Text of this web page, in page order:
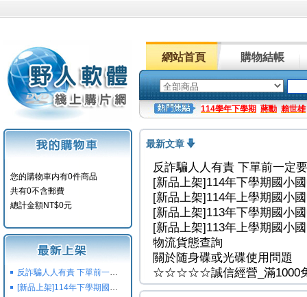
網站首頁 購物結帳
114學年下學期 蔣勳 賴世雄
您的購物車内有0件商品
共有0不含郵費
總計金額NT$0元
反詐騙人人有責 下單前一定要注意
[新品上架]114年下學期國小國中高中命題光碟,校用卷,習作
最新文章
反詐騙人人有責 下單前一定
[新品上架]114年下學期國小
[新品上架]114年上學期國小
[新品上架]113年下學期國小
[新品上架]113年上學期國小
物流貨態查詢
關於随身碟或光碟使用問題
☆☆☆☆☆誠信經營_滿